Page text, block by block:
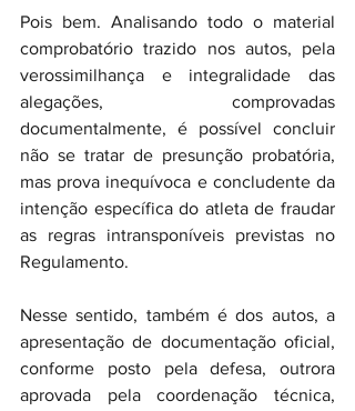
Pois bem. Analisando todo o material
comprobatório trazido nos autos, pela
verossimilhança e integralidade das
alegações, comprovadas
documentalmente, é possível concluir
não se tratar de presunção probatória,
mas prova inequívoca e concludente da
intenção específica do atleta de fraudar
as regras intransponíveis previstas no
Regulamento.
Nesse sentido, também é dos autos, a
apresentação de documentação oficial,
conforme posto pela defesa, outrora
aprovada pela coordenação técnica,